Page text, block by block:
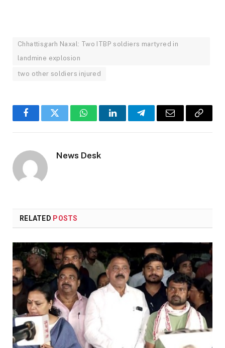
Chhattisgarh Naxal: Two ITBP soldiers martyred in
landmine explosion
two other soldiers injured
FacebookTwitter WhatsAppLinkedInTelegramEmail
Copy
News Desk
RELATED POSTS